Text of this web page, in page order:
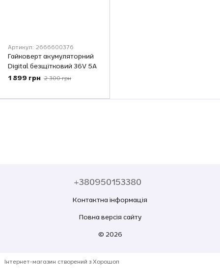
Артикул: 2666600376
Гайковерт акумуляторний
Digital безщітковий 36V 5A
1 899 грн 2 300 грн
+380950153380
Контактна інформація
Повна версія сайту
© 2026
Інтернет-магазин створений з Хорошоп